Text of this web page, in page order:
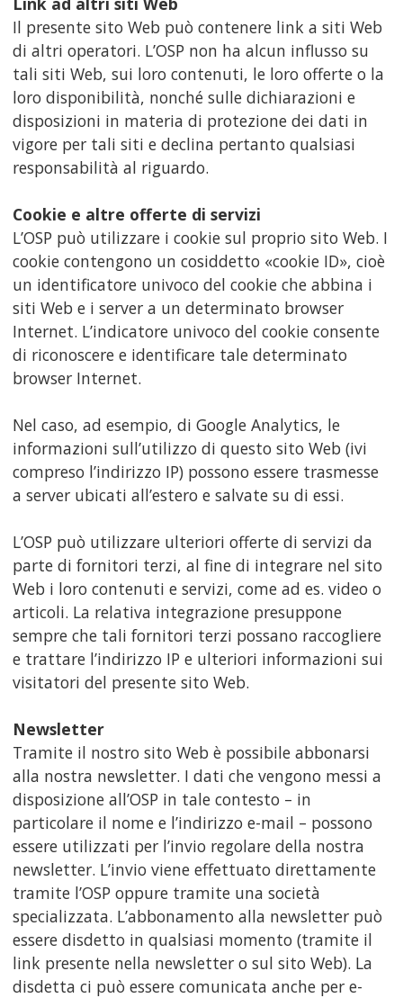
Il presente sito Web può contenere link a siti Web
di altri operatori. L’OSP non ha alcun influsso su
tali siti Web, sui loro contenuti, le loro offerte o la
loro disponibilità, nonché sulle dichiarazioni e
disposizioni in materia di protezione dei dati in
vigore per tali siti e declina pertanto qualsiasi
responsabilità al riguardo.
Cookie e altre offerte di servizi
L’OSP può utilizzare i cookie sul proprio sito Web. I
cookie contengono un cosiddetto «cookie ID», cioè
un identificatore univoco del cookie che abbina i
siti Web e i server a un determinato browser
Internet. L’indicatore univoco del cookie consente
di riconoscere e identificare tale determinato
browser Internet.
Nel caso, ad esempio, di Google Analytics, le
informazioni sull’utilizzo di questo sito Web (ivi
compreso l’indirizzo IP) possono essere trasmesse
a server ubicati all’estero e salvate su di essi.
L’OSP può utilizzare ulteriori offerte di servizi da
parte di fornitori terzi, al fine di integrare nel sito
Web i loro contenuti e servizi, come ad es. video o
articoli. La relativa integrazione presuppone
sempre che tali fornitori terzi possano raccogliere
e trattare l’indirizzo IP e ulteriori informazioni sui
visitatori del presente sito Web.
Newsletter
Tramite il nostro sito Web è possibile abbonarsi
alla nostra newsletter. I dati che vengono messi a
disposizione all’OSP in tale contesto – in
particolare il nome e l’indirizzo e-mail – possono
essere utilizzati per l’invio regolare della nostra
newsletter. L’invio viene effettuato direttamente
tramite l’OSP oppure tramite una società
specializzata. L’abbonamento alla newsletter può
essere disdetto in qualsiasi momento (tramite il
link presente nella newsletter o sul sito Web). La
disdetta ci può essere comunicata anche per e-